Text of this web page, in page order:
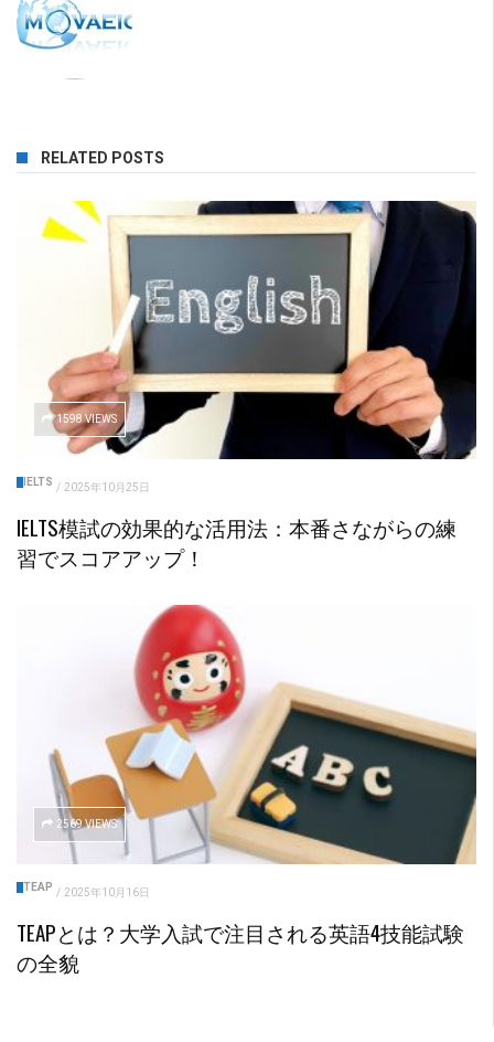
RELATED POSTS
1598 VIEWS
IELTS / 2025年10月25日
IELTS模試の効果的な活用法：本番さながらの練
習でスコアアップ！
2569 VIEWS
TEAP / 2025年10月16日
TEAPとは？大学入試で注目される英語4技能試験
の全貌